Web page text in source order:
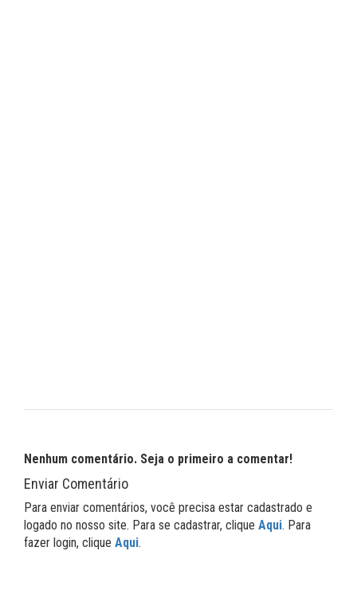
Nenhum comentário. Seja o primeiro a comentar!
Enviar Comentário
Para enviar comentários, você precisa estar cadastrado e
logado no nosso site. Para se cadastrar, clique Aqui. Para
fazer login, clique Aqui.